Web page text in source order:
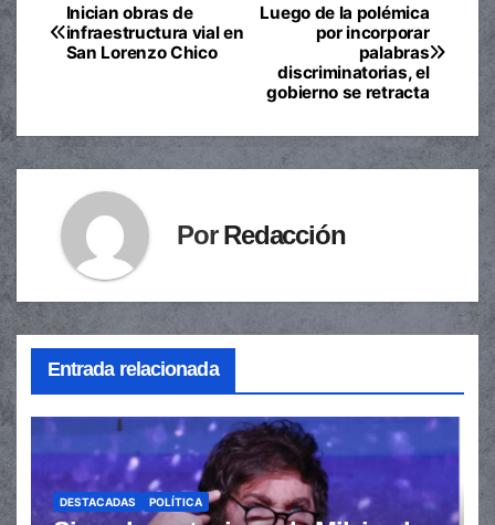
Navegación
de
Luego de la polémica
por incorporar
palabras
discriminatorias, el
gobierno se retracta
Inician obras de
infraestructura vial en
San Lorenzo Chico
PorRedacción
Entrada relacionada
DESTACADAS POLÍTICA